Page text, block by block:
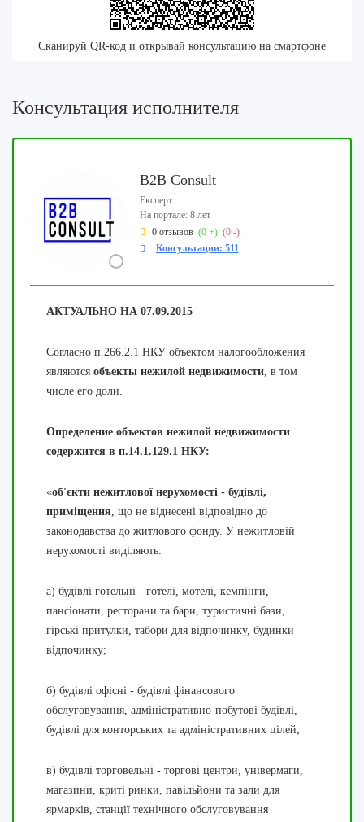
Сканируй QR-код и открывай консультацию на смартфоне
Консультация исполнителя
B2B Consult
Експерт
На портале: 8 лет
0 отзывов (0 +) (0 -)
Консультации: 511
АКТУАЛЬНО НА 07.09.2015
Согласно п.266.2.1 НКУ объектом налогообложения
являются объекты нежилой недвижимости, в том
числе его доли.
Определение объектов нежилой недвижимости
содержится в п.14.1.129.1 НКУ:
«об'єкти нежитлової нерухомості - будівлі,
приміщення, що не віднесені відповідно до
законодавства до житлового фонду. У нежитловій
нерухомості виділяють:
а) будівлі готельні - готелі, мотелі, кемпінги,
пансіонати, ресторани та бари, туристичні бази,
гірські притулки, табори для відпочинку, будинки
відпочинку;
б) будівлі офісні - будівлі фінансового
обслуговування, адміністративно-побутові будівлі,
будівлі для конторських та адміністративних цілей;
в) будівлі торговельні - торгові центри, універмаги,
магазини, криті ринки, павільйони та зали для
ярмарків, станції технічного обслуговування